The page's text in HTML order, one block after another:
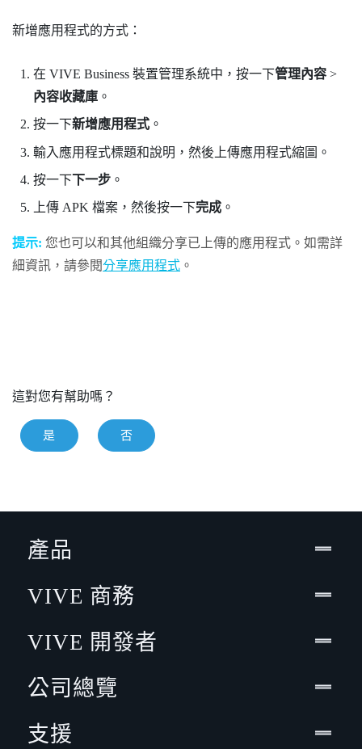
新增應用程式的方式：
在 VIVE Business 裝置管理系統中，按一下管理內容>
內容收藏庫。
按一下新增應用程式。
輸入應用程式標題和說明，然後上傳應用程式縮圖。
按一下下一步。
上傳 APK 檔案，然後按一下完成。
提示: 您也可以和其他組織分享已上傳的應用程式。如需詳
細資訊，請參閱分享應用程式 。
這對您有幫助嗎？
是 否
產品
VIVE 商務
VIVE 開發者
公司總覽
支援